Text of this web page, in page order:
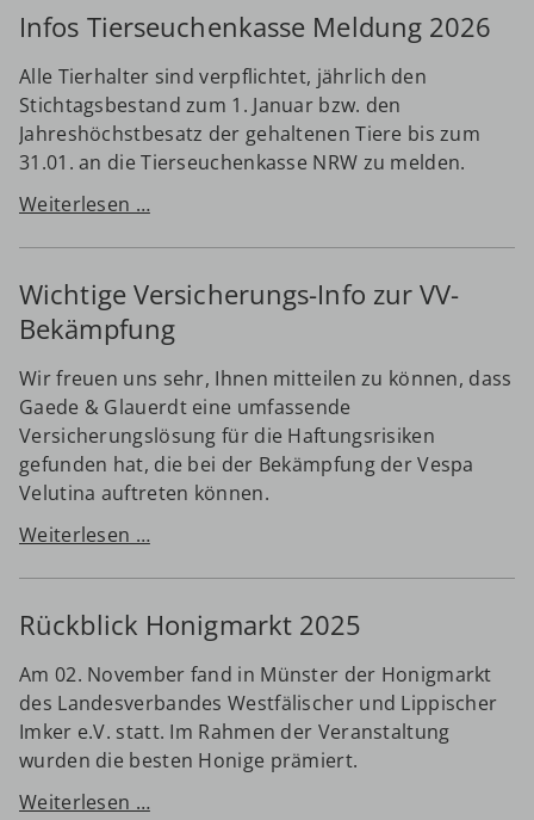
Bienengesundheit
Infos Tierseuchenkasse Meldung 2026
Alle Tierhalter sind verpflichtet, jährlich den
Stichtagsbestand zum 1. Januar bzw. den
Jahreshöchstbesatz der gehaltenen Tiere bis zum
31.01. an die Tierseuchenkasse NRW zu melden.
Weiterlesen …Infos
2026
Wichtige Versicherungs-Info zur VV-
Bekämpfung
Wir freuen uns sehr, Ihnen mitteilen zu können, dass
Gaede & Glauerdt eine umfassende
Versicherungslösung für die Haftungsrisiken
gefunden hat, die bei der Bekämpfung der Vespa
Velutina auftreten können.
Weiterlesen …Wichtige
zur
Bekämpfung
Rückblick Honigmarkt 2025
Am 02. November fand in Münster der Honigmarkt
des Landesverbandes Westfälischer und Lippischer
Imker e.V. statt. Im Rahmen der Veranstaltung
wurden die besten Honige prämiert.
Weiterlesen …Rückblick